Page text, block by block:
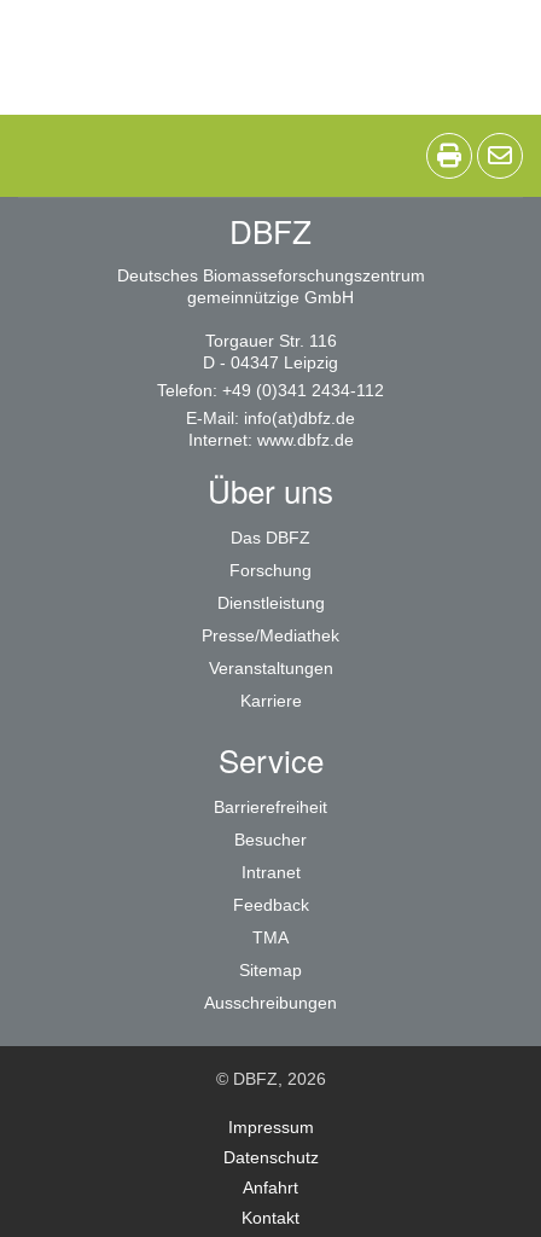
DBFZ
Deutsches Biomasseforschungszentrum
gemeinnützige GmbH
Torgauer Str. 116
D - 04347 Leipzig
Telefon: +49 (0)341 2434-112
E-Mail: info(at)dbfz.de
Internet: www.dbfz.de
Über uns
Das DBFZ
Forschung
Dienstleistung
Presse/Mediathek
Veranstaltungen
Karriere
Service
Barrierefreiheit
Besucher
Intranet
Feedback
TMA
Sitemap
Ausschreibungen
© DBFZ, 2026
Impressum
Datenschutz
Anfahrt
Kontakt